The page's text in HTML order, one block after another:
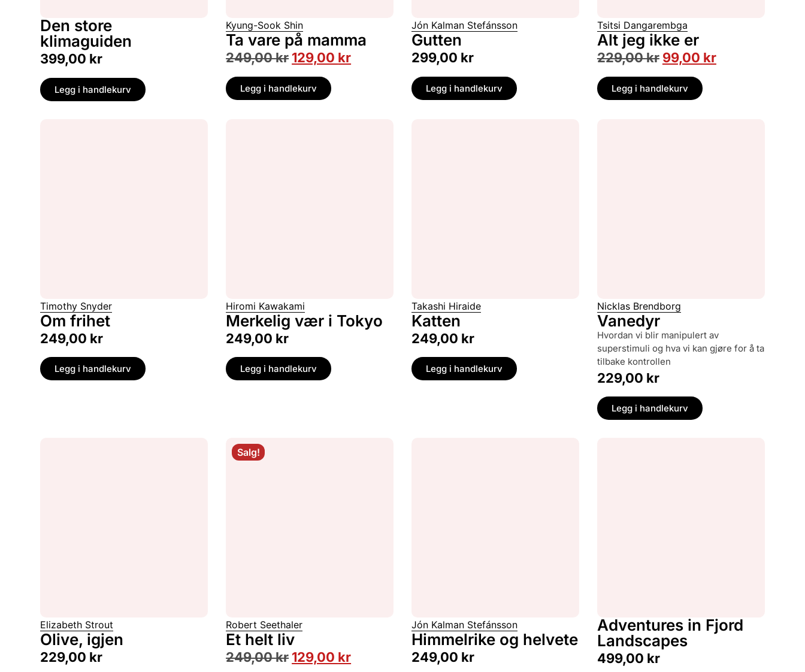
Den store
klimaguiden
399,00 kr
Legg i handlekurv
Kyung-Sook Shin
Ta vare på mamma
249,00kr 129,00 kr
Legg i handlekurv
Jón Kalman Stefánsson
Gutten
299,00 kr
Legg i handlekurv
Tsitsi Dangarembga
Alt jeg ikke er
229,00kr 99,00 kr
Legg i handlekurv
Timothy Snyder
Om frihet
249,00 kr
Legg i handlekurv
Hiromi Kawakami
Merkelig vær i Tokyo
249,00 kr
Legg i handlekurv
Takashi Hiraide
Katten
249,00 kr
Legg i handlekurv
Nicklas Brendborg
Vanedyr
hvordan vi blir manipulert av
superstimuli og hva vi kan gjøre for å ta
tilbake kontrollen
229,00 kr
Legg i handlekurv
Elizabeth Strout
Olive, igjen
229,00 kr
Salg!
Robert Seethaler
Et helt liv
249,00kr 129,00 kr
Jón Kalman Stefánsson
Himmelrike og helvete
249,00 kr
Adventures in Fjord
Landscapes
499,00 kr